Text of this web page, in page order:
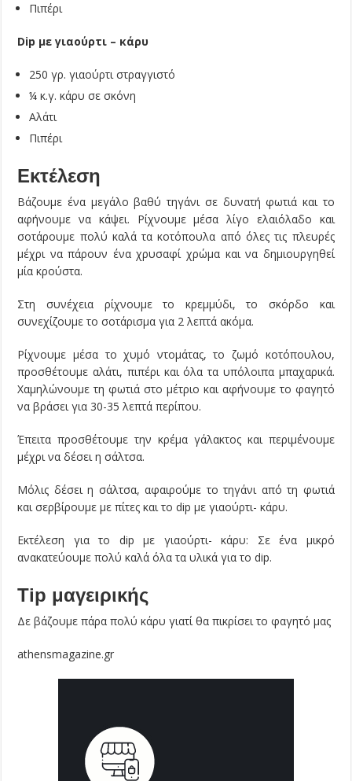
Πιπέρι
Dip με γιαούρτι – κάρυ
250 γρ. γιαούρτι στραγγιστό
¼ κ.γ. κάρυ σε σκόνη
Αλάτι
Πιπέρι
Εκτέλεση
Βάζουμε ένα μεγάλο βαθύ τηγάνι σε δυνατή φωτιά και το
αφήνουμε να κάψει. Ρίχνουμε μέσα λίγο ελαιόλαδο και
σοτάρουμε πολύ καλά τα κοτόπουλα από όλες τις πλευρές
μέχρι να πάρουν ένα χρυσαφί χρώμα και να δημιουργηθεί
μία κρούστα.
Στη συνέχεια ρίχνουμε το κρεμμύδι, το σκόρδο και
συνεχίζουμε το σοτάρισμα για 2 λεπτά ακόμα.
Ρίχνουμε μέσα το χυμό ντομάτας, το ζωμό κοτόπουλου,
προσθέτουμε αλάτι, πιπέρι και όλα τα υπόλοιπα μπαχαρικά.
Χαμηλώνουμε τη φωτιά στο μέτριο και αφήνουμε το φαγητό
να βράσει για 30-35 λεπτά περίπου.
Έπειτα προσθέτουμε την κρέμα γάλακτος και περιμένουμε
μέχρι να δέσει η σάλτσα.
Μόλις δέσει η σάλτσα, αφαιρούμε το τηγάνι από τη φωτιά
και σερβίρουμε με πίτες και το dip με γιαούρτι- κάρυ.
Εκτέλεση για το dip με γιαούρτι- κάρυ: Σε ένα μικρό
ανακατεύουμε πολύ καλά όλα τα υλικά για το dip.
Tip μαγειρικής
Δε βάζουμε πάρα πολύ κάρυ γιατί θα πικρίσει το φαγητό μας
athensmagazine.gr